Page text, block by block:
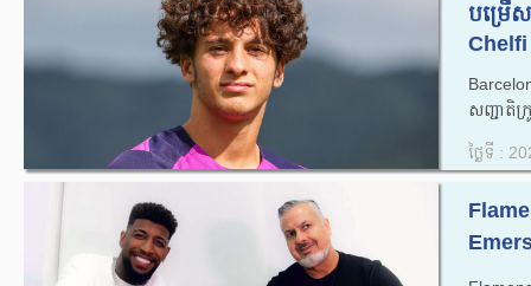
បម្រើ​
Chelfi
សញ្ជាតិក្
ថ្ងៃទី :